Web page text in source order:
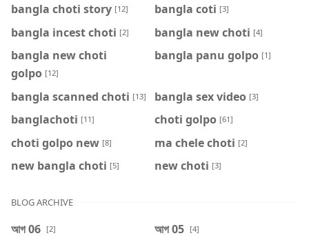
bangla choti story [12] bangla coti [3]
bangla incest choti [2] bangla new choti [4]
bangla new choti
golpo [12]
bangla panu golpo [1]
bangla scanned choti [13] bangla sex video [3]
banglachoti [11] choti golpo [61]
choti golpo new [8] ma chele choti [2]
new bangla choti [5] new choti [3]
BLOG ARCHIVE
আগ 06 [2] আগ 05 [4]